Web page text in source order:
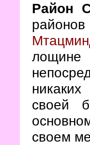
Район
районов
лощине
своей
своем